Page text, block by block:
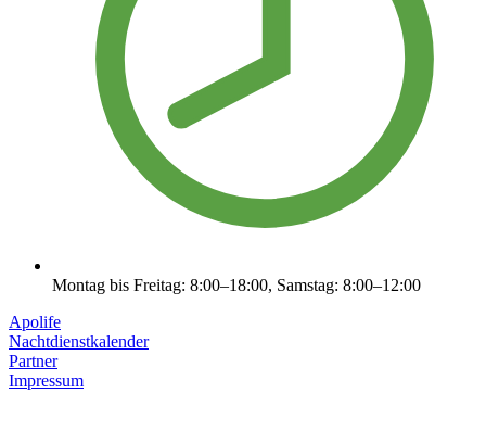
Montag bis Freitag: 8:00–18:00, Samstag: 8:00–12:00
Apolife
Nachtdienstkalender
Partner
Impressum